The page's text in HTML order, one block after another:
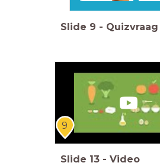
Slide 9 - Quizvraag
9
Slide 13 - Video